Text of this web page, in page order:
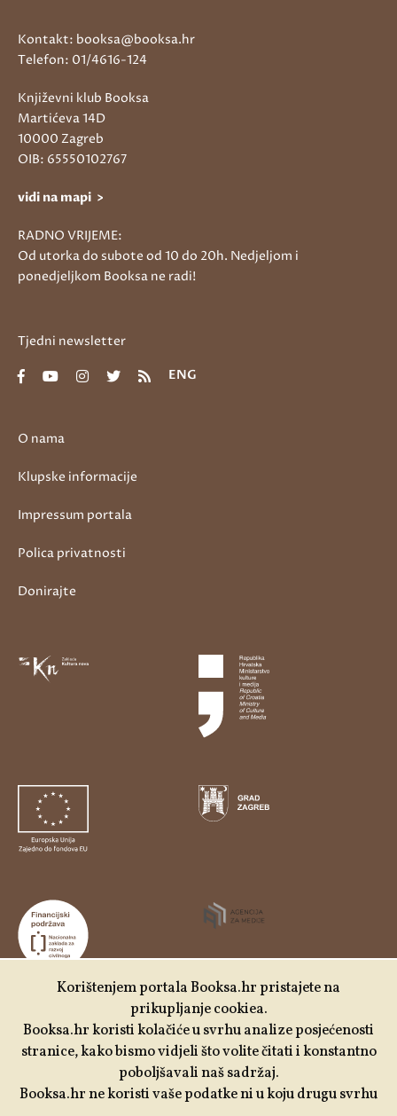
Udruga Kulturtreger je korisnik institucionalne podrške
Nacionalne zaklade za razvoj civilnoga društva za
stabilizaciju i/ili razvoj udruge u području demokratizacije i
društvenog razvoja.
O nama
Klupske informacije
Impressum portala
Polica privatnosti
Donirajte
Kontakt: booksa@booksa.hr
Telefon: 01/4616-124
Književni klub Booksa
Martićeva 14D
10000 Zagreb
OIB: 65550102767
vidi na mapi >
RADNO VRIJEME:
Od utorka do subote od 10 do 20h. Nedjeljom i
ponedjeljkom Booksa ne radi!
Tjedni newsletter
ENG
Korištenjem portala Booksa.hr pristajete na
prikupljanje cookiea.
Booksa.hr koristi kolačiće u svrhu analize posjećenosti
stranice, kako bismo vidjeli što volite čitati i konstantno
poboljšavali naš sadržaj.
Booksa.hr ne koristi vaše podatke ni u koju drugu svrhu